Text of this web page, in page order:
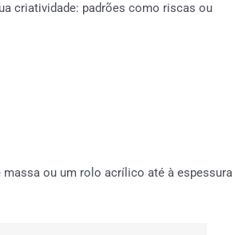
criatividade: padrões como riscas ou
ou um rolo acrílico até à espessura